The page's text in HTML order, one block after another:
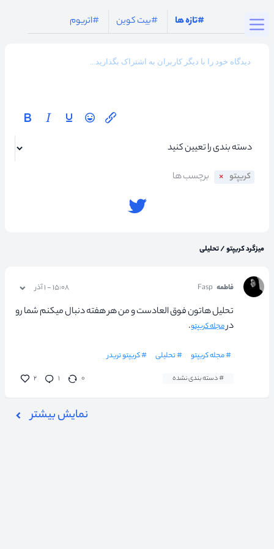
#تازه ها #بیت کوین #اتریوم
کریپتو
میزگرد کریپتو/تحلیلی
فاطمه Fasp ۱۵:۰۸ - ۱ آذر
تحلیل هاتون فوق العادست و من هر هفته دنبال میکنم شما رو
درمجله کریپتو.
# مجله کریپتو # تحلیلی # کریپتو تریدر
# دسته بندی نشده ۲ ۱ ۰
نمایش بیشتر